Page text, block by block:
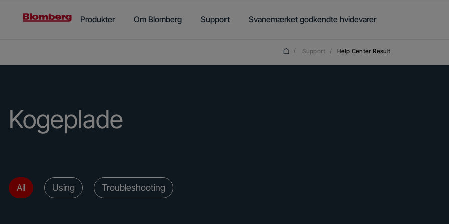
Produkter
Om Blomberg Support Svanemærket godkendte hvidevarer
/ Support / Help Center Result
Kogeplade
All Using Troubleshooting